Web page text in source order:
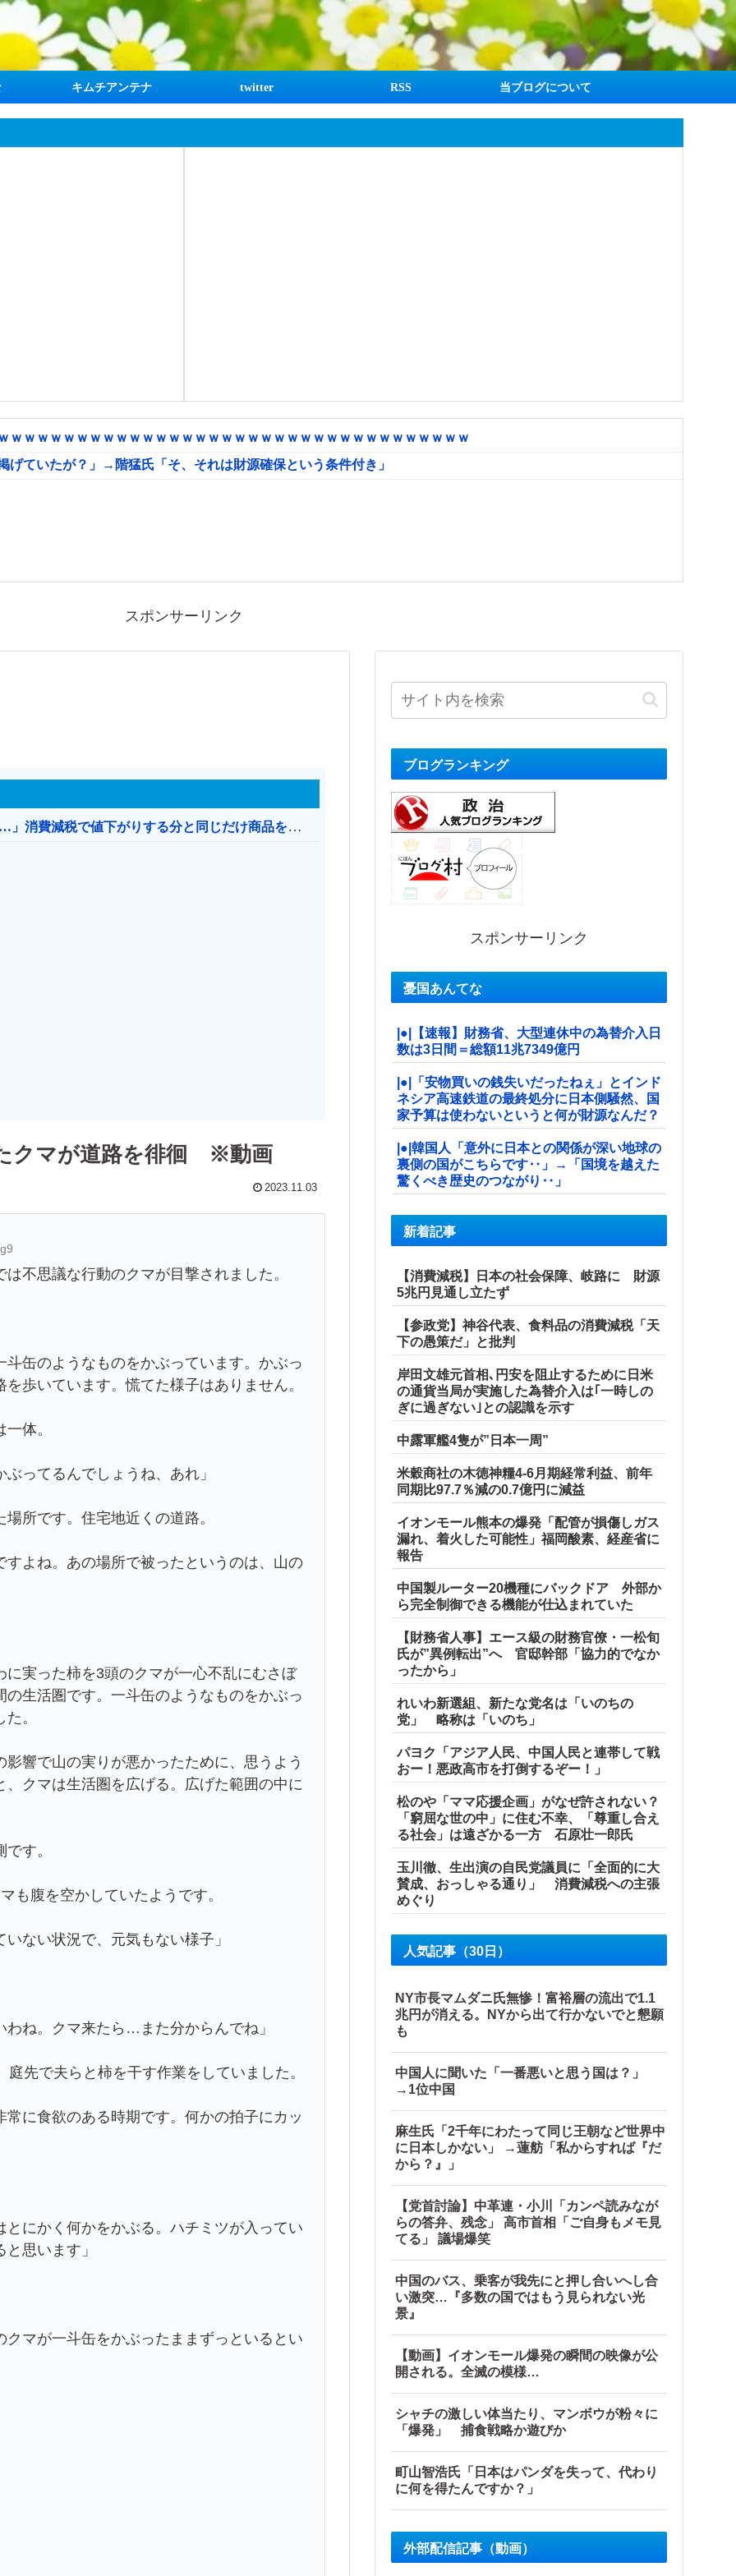
キムチアンテナ twitter RSS 当ブログについて
ｗｗｗｗｗｗｗｗｗｗｗｗｗｗｗｗｗｗｗｗｗｗｗｗｗｗｗｗｗｗｗｗｗｗ
ていたが？」→階猛氏「そ、それは財源確保という条件付き」
スポンサーリンク
【消費税率1％】 「下げるのが筋なんですけど…」消費減税で値下がりする分と同じだけ商品を値上げして店頭価格を変えない店も
クマが道路を徘徊 ※動画
2023.11.03
不思議な行動のクマが目撃されました。
缶のようなものをかぶっています。かぶっ
歩いています。慌てた様子はありません。
体。
てるんでしょうね、あれ」
所です。住宅地近くの道路。
ね。あの場所で被ったというのは、山の
実った柿を3頭のクマが一心不乱にむさぼ
生活圏です。一斗缶のようなものをかぶっ
。
で山の実りが悪かったために、思うよう
クマは生活圏を広げる。広げた範囲の中に
す。
腹を空かしていたようです。
ない状況で、元気もない様子」
ね。クマ来たら…また分からんでね」
先で夫らと柿を干す作業をしていました。
食欲のある時期です。何かの拍子にカッ
かく何かをかぶる。ハチミツが入ってい
思います」
が一斗缶をかぶったままずっといるとい
ブログランキング
スポンサーリンク
憂国あんてな
|●|【速報】財務省、大型連休中の為替介入日
数は3日間＝総額11兆7349億円
|●|「安物買いの銭失いだったねぇ」とインド
ネシア高速鉄道の最終処分に日本側騒然、国
家予算は使わないというと何が財源なんだ？
|●|韓国人「意外に日本との関係が深い地球の
裏側の国がこちらです‥」→「国境を越えた
驚くべき歴史のつながり‥」
新着記事
【消費減税】日本の社会保障、岐路に 財源
5兆円見通し立たず
【参政党】神谷代表、食料品の消費減税「天
下の愚策だ」と批判
岸田文雄元首相､円安を阻止するために日米
の通貨当局が実施した為替介入は｢一時しの
ぎに過ぎない｣との認識を示す
中露軍艦4隻が”日本一周”
米穀商社の木徳神糧4-6月期経常利益、前年
同期比97.7％減の0.7億円に減益
イオンモール熊本の爆発「配管が損傷しガス
漏れ、着火した可能性」福岡酸素、経産省に
報告
中国製ルーター20機種にバックドア 外部か
ら完全制御できる機能が仕込まれていた
【財務省人事】エース級の財務官僚・一松旬
氏が”異例転出”へ 官邸幹部「協力的でなか
ったから」
れいわ新選組、新たな党名は「いのちの
党」 略称は「いのち」
パヨク「アジア人民、中国人民と連帯して戦
おー！悪政高市を打倒するぞー！」
松のや「ママ応援企画」がなぜ許されない？
「窮屈な世の中」に住む不幸、「尊重し合え
る社会」は遠ざかる一方 石原壮一郎氏
玉川徹、生出演の自民党議員に「全面的に大
賛成、おっしゃる通り」 消費減税への主張
めぐり
人気記事（30日）
NY市長マムダニ氏無惨！富裕層の流出で1.1
兆円が消える。NYから出て行かないでと懇願
も
中国人に聞いた「一番悪いと思う国は？」
→1位中国
麻生氏「2千年にわたって同じ王朝など世界中
に日本しかない」 →蓮舫「私からすれば『だ
から？』」
【党首討論】中革連・小川「カンペ読みなが
らの答弁、残念」 高市首相「ご自身もメモ見
てる」 議場爆笑
中国のバス、乗客が我先にと押し合いへし合
い激突…『多数の国ではもう見られない光
景』
【動画】イオンモール爆発の瞬間の映像が公
開される。全滅の模様…
シャチの激しい体当たり、マンボウが粉々に
「爆発」 捕食戦略か遊びか
町山智浩氏「日本はパンダを失って、代わり
に何を得たんですか？」
外部配信記事（動画）